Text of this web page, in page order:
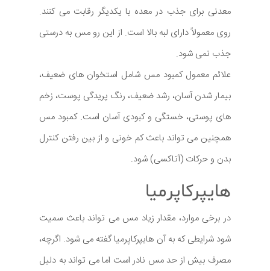
معدنی برای جذب در معده با یکدیگر رقابت می کنند.
روی معمولاً دارای لبه بالا است. از این رو مس به درستی
جذب نمی شود.
علائم معمول کمبود مس شامل استخوان های ضعیف،
بیمار شدن آسان، رشد ضعیف، رنگ پریدگی پوست، زخم
های پوستی، خستگی و کبودی آسان است. کمبود مس
همچنین می تواند باعث کم خونی و از بین رفتن کنترل
بدن و حرکات (آتاکسی) شود.
هایپرکاپرمیا
در برخی موارد، مقدار زیاد مس می تواند باعث سمیت
شود شرایطی که به آن هایپرکاپرمیا گفته می شود. اگرچه،
مصرف بیش از حد مس نادر است اما می تواند به دلیل